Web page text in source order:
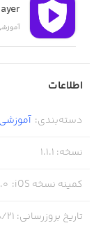
اطلاعات
دسته‌بندی: آموزشی
نسخه:
1.1.1
کمینه نسخه iOS :
تاریخ بروزرسانی: